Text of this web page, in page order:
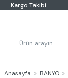
Kargo Takibi
Anasayfa BANYO